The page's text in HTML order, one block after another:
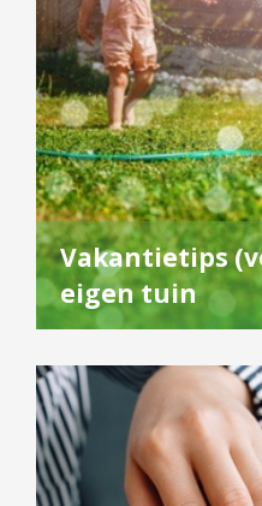
Vakantietips
eigen tuin